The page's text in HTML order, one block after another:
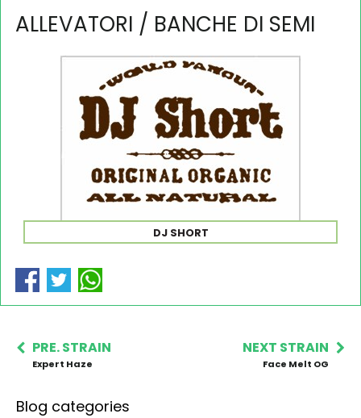
ALLEVATORI / BANCHE DI SEMI
DJ SHORT
PRE. STRAIN
Expert Haze
NEXT STRAIN
Face Melt OG
Blog categories